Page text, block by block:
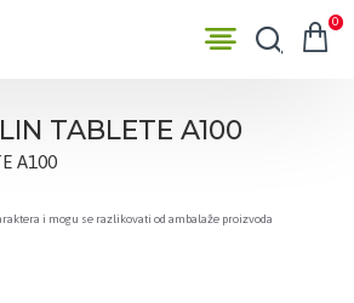
0
TABLETE A100
i mogu se razlikovati od ambalaže proizvoda